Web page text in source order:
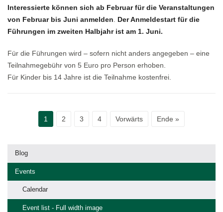
Interessierte können sich ab Februar für die Veranstaltungen
von Februar bis Juni anmelden
Der Anmeldestart für die
Führungen im zweiten Halbjahr ist am 1. Juni.
Für die Führungen wird – sofern nicht anders angegeben – eine
Teilnahmegebühr von 5 Euro pro Person erhoben.
Für Kinder bis 14 Jahre ist die Teilnahme kostenfrei.
1 2 3 4 Vorwärts Ende »
Blog
Events
Calendar
Event list - Full width image